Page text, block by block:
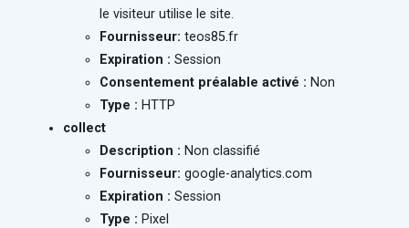
le visiteur utilise le site.
Fournisseur: teos85.fr
Expiration : Session
Consentement préalable activé : Non
Type : HTTP
collect
Description : Non classifié
Fournisseur: google-analytics.com
Expiration : Session
Type : Pixel